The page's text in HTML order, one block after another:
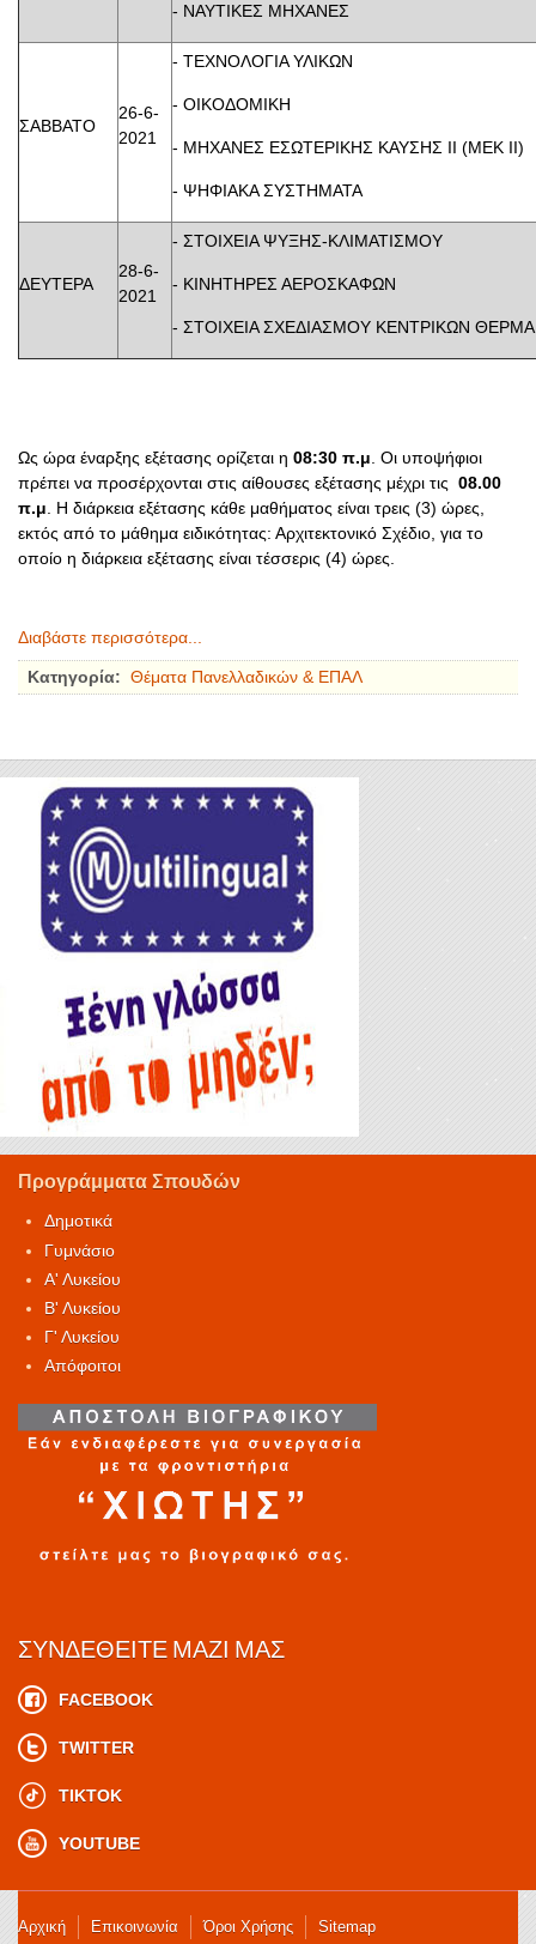
- ΝΑΥΤΙΚΕΣ ΜΗΧΑΝΕΣ
ΣΑΒΒΑΤΟ
26-6-
2021
- ΤΕΧΝΟΛΟΓΙΑ
-
- ΜΗΧΑΝΕΣ ΕΣΩΤΕΡΙΚΗΣ ΚΑΥΣΗΣ II
- ΨΗΦΙΑΚΑ ΣΥΣΤΗΜΑΤΑ
ΔΕΥΤΕΡΑ
28-6-
2021
- ΣΤΟΙΧΕΙΑ ΨΥΞΗΣ-
- ΚΙΝΗΤΗΡΕΣ
- ΣΤΟΙΧΕΙΑ ΣΧΕΔΙΑΣΜΟΥ ΚΕΝΤΡΙΚΩΝ
Ως ώρα έναρξης εξέτασης ορίζεται η 08:30 π.μ. Οι υποψήφιοι
πρέπει να προσέρχονται στις αίθουσες εξέτασης μέχρι τις 08.00
π.μ. Η διάρκεια εξέτασης κάθε μαθήματος είναι τρεις (3) ώρες,
εκτός από το μάθημα ειδικότητας: Αρχιτεκτονικό Σχέδιο, για το
οποίο η διάρκεια εξέτασης είναι τέσσερις (4) ώρες.
Διαβάστε περισσότερα...
Κατηγορία: Θέματα Πανελλαδικών & ΕΠΑΛ
Προγράμματα Σπουδών
Δημοτικά
Γυμνάσιο
Α' Λυκείου
Β' Λυκείου
Γ' Λυκείου
Απόφοιτοι
ΣΥΝΔΕΘΕΊΤΕ ΜΑΖΊ ΜΑΣ
FACEBOOK
TWITTER
TIKTOK
YOUTUBE
Αρχική Επικοινωνία Όροι Χρήσης Sitemap